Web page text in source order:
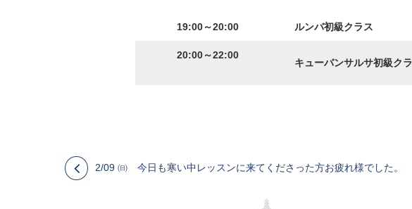
19:00～20:00 ルンバ初級クラス
20:00～22:00
キューバンサルサ初級ク
2/09 ㈰ 今日も寒い中レッスンに来てくださった方お疲れ様でした。